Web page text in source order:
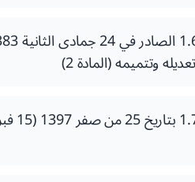
وتتميمه (المادة 2)